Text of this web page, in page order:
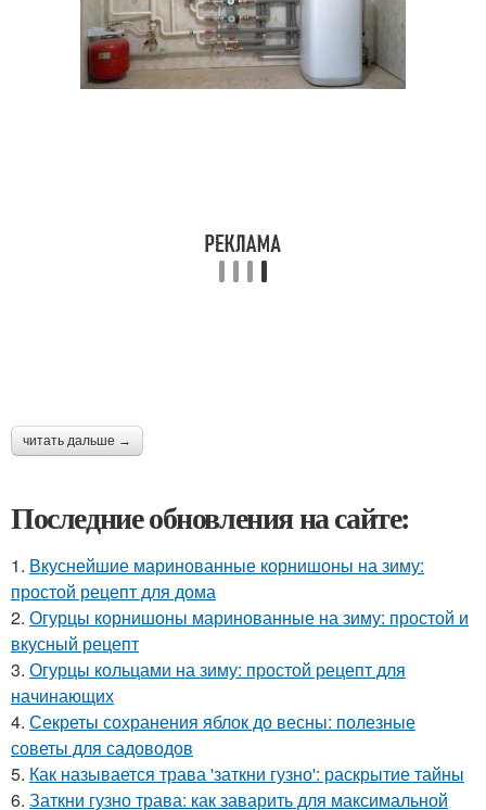
читать дальше →
Последние обновления на сайте:
1. Вкуснейшие маринованные корнишоны на зиму:
простой рецепт для дома
2. Огурцы корнишоны маринованные на зиму: простой и
вкусный рецепт
3. Огурцы кольцами на зиму: простой рецепт для
начинающих
4. Секреты сохранения яблок до весны: полезные
советы для садоводов
5. Как называется трава 'заткни гузно': раскрытие тайны
6. Заткни гузно трава: как заварить для максимальной